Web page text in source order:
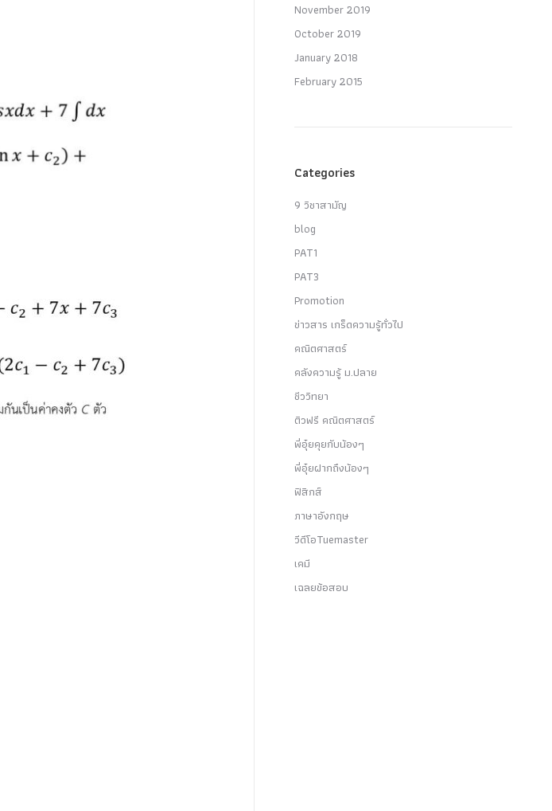
November 2019
October 2019
January 2018
February 2015
Categories
9 วิชาสามัญ
blog
PAT1
PAT3
Promotion
ข่าวสาร เกร็ดความรู้ทั่วไป
คณิตศาสตร์
คลังความรู้ ม.ปลาย
ชีววิทยา
ติวฟรี คณิตศาสตร์
พี่อุ๋ยคุยกับน้องๆ
พี่อุ๋ยฝากถึงน้องๆ
ฟิสิกส์
ภาษาอังกฤษ
วีดีโอTuemaster
เคมี
เฉลยข้อสอบ